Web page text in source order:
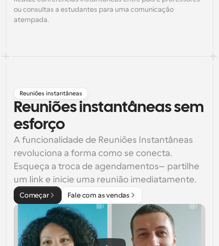
ou consultas a estudantes para uma comunicação
atempada.
Reuniões instantâneas
Reuniões instantâneas sem
esforço
A funcionalidade de Reuniões Instantâneas
revoluciona a forma como se conecta.
Esqueça a troca de agendamentos—partilhe
um link e inicie uma reunião imediatamente.
Começar Fale com as vendas